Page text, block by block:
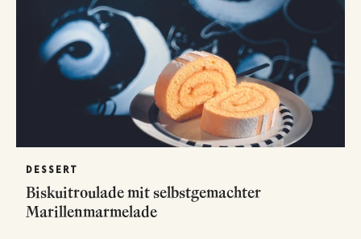
DESSERT
Biskuitroulade mit selbstgemachter
Marillenmarmelade